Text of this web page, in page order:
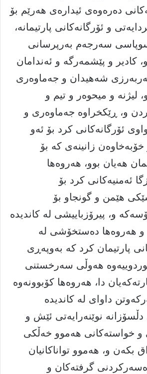
دەرەوەى ئیدارەى هەرێم بۆ
و ئۆرگانەکانى پارتیمانە،
سوپاسى سەرجەم بەرپرسانى
و پێشمەرگە و ئەندامان
شەهیدان و جەماوەرى
لیژنە و میحوەر و تیم و
و، ڕێکخراوە جەماوەرى و
ئۆرگانەکانى کرد بۆ ئەو
زانینەى کە بۆ
هەیان بوو، هەروەها
ئەمنیەکانى کرد بۆ
هێمن و گونجاو بۆ
و، پیرۆزباییشى لە کاندیدە
و هەروەها دەستخۆشى لە
پارتیمان کرد کە بەوپەڕى
هەوڵى سەرخستنى
پارتەکەیان دا، هەروەها کۆبوونەوە
داواى لە کاندیدە
نوێنەرایەتى ئێش و
و خواستەکانى هەموو خەڵکى
بکەن و، هەموو تواناکانیان
گرفتەکان و